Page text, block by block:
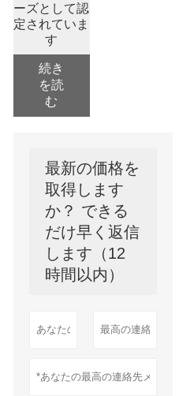
ーズとして認
定されていま
す
続き
を読
む
最新の価格を
取得します
か？ できる
だけ早く返信
します（12
時間以内）